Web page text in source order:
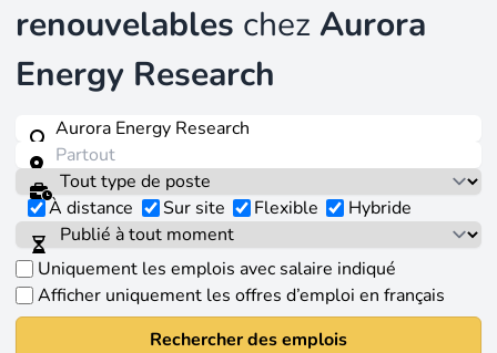
renouvelables chezAurora
Energy Research
À distance Sur site Flexible Hybride
Uniquement les emplois avec salaire indiqué
Afficher uniquement les offres d’emploi en français
Rechercher des emplois